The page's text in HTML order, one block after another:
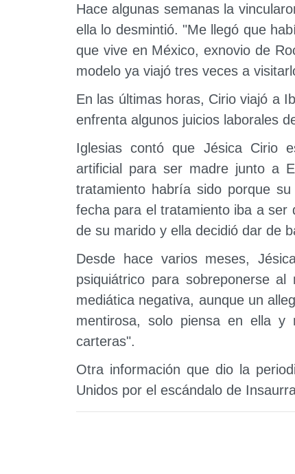
Hace algunas semanas la
ella lo desmintió. "Me llegó que
que vive en México, exnovio de
modelo ya viajó tres veces a
En las últimas horas, Cirio viajó a
enfrenta algunos juicios laborales
Iglesias contó que Jésica Cirio
artificial para ser madre junto a
tratamiento habría sido porque
fecha para el tratamiento iba a ser
de su marido y ella decidió dar de
Desde hace varios meses,
psiquiátrico para sobreponerse
mediática negativa, aunque un
mentirosa, solo piensa en ella
carteras".
Otra información que dio la
Unidos por el escándalo de